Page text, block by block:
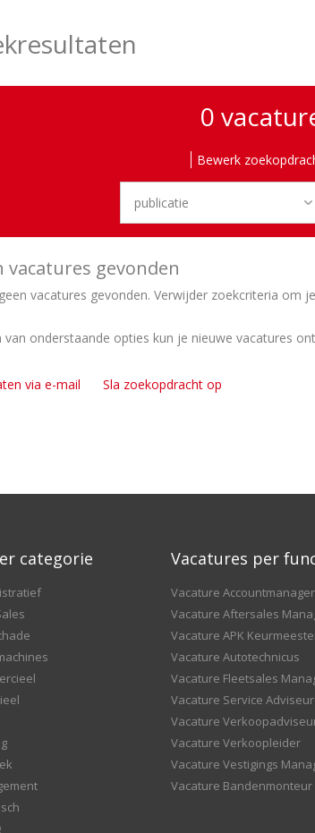
0
Bewerk
vacatures gevonden
vacatures gevonden. Verwijder zoekcriteria om
van onderstaande opties kun je nieuwe vacatures
via e-mail Sla zoekopdracht op
categorie Vacatures per
Vacature Accountmanager
Vacature Aftersales
Vacature APK
Vacature Autotechnicus
Vacature Fleetsales
Vacature Service Adviseur
Vacature
Vacature Verkoopleider
Vacature Vestigings
Vacature Bandenmonteur